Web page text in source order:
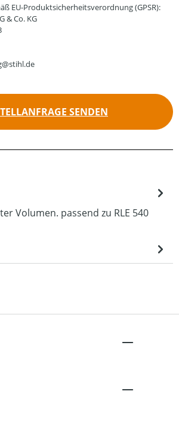
EU-Produktsicherheitsverordnung (GPSR):
& Co. KG
SENDEN
Volumen. passend zu RLE 540